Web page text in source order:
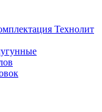
Технолит